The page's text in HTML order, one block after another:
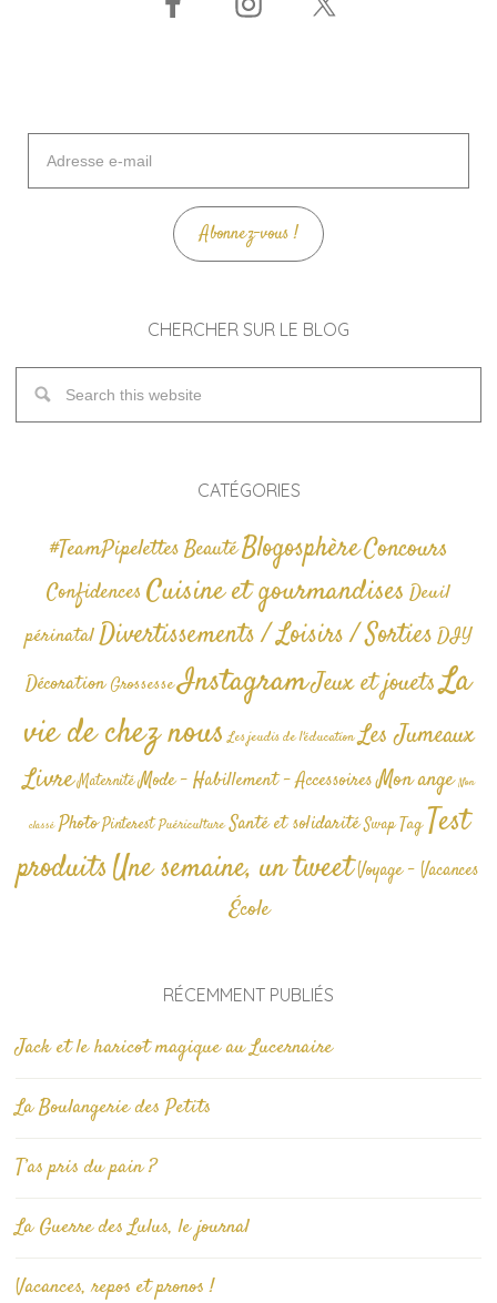
mail
Abonnez-vous !
CHERCHER SUR LE BLOG
CATÉGORIES
#TeamPipelettesBeautéBlogosphèreConcours
Confidences Cuisine et gourmandises Deuil
périnatalDivertissements / Loisirs / SortiesDIY
Décoration GrossesseInstagramJeux et jouetsLa
vie de chez nous Les jeudis de l'éducation Les Jumeaux
Livre Maternité Mode - Habillement - AccessoiresMon ange Non
classé Photo Pinterest Puériculture Santé et solidarité Swap TagTest
produitsUne semaine, un tweetVoyage - Vacances
École
RÉCEMMENT PUBLIÉS
Jack et le haricot magique au Lucernaire
La Boulangerie des Petits
T’as pris du pain ?
La Guerre des Lulus, le journal
Vacances, repos et pronos !